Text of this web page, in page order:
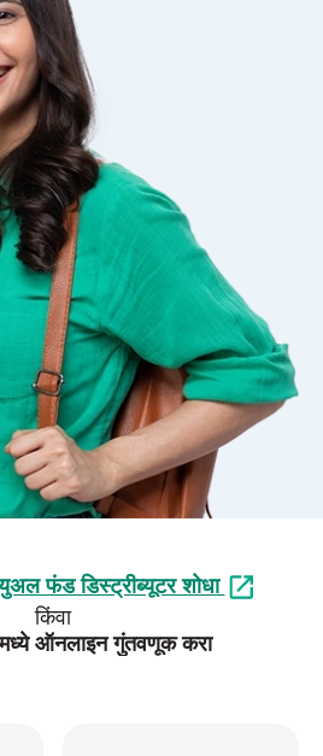
फंड डिस्ट्रीब्यूटर शोधा
किंवा
ऑनलाइन गुंतवणूक करा